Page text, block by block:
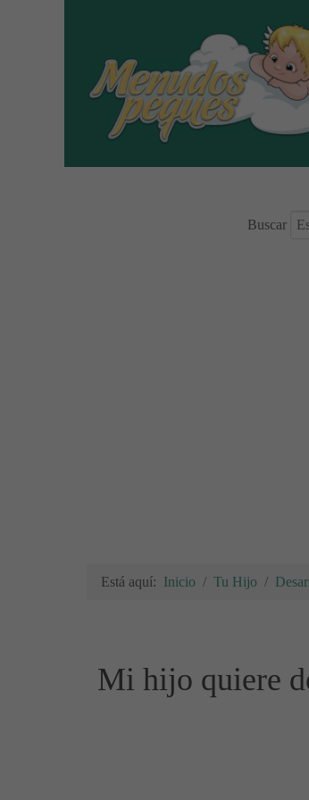
Buscar
Está aquí: Inicio Tu Hijo
Mi hijo quiere